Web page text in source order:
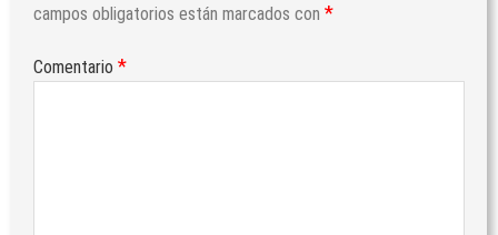
campos obligatorios están marcados con *
Comentario *